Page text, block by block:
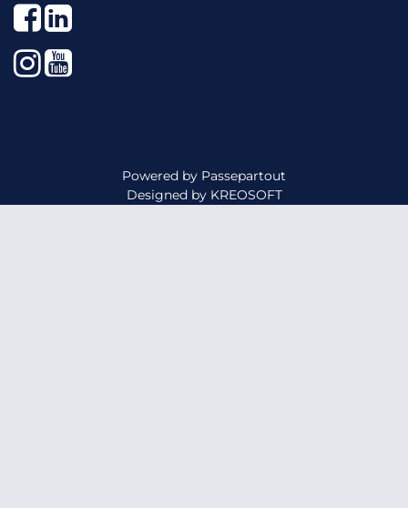
Facebook
LinkedIn
Instagram
YouTube
Powered by Passepartout
Designed by KREOSOFT